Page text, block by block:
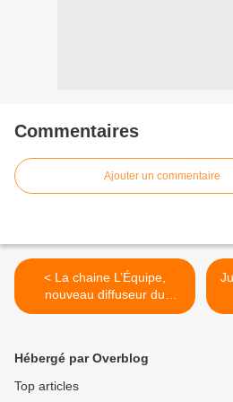
Commentaires
Ajouter un commentaire
< La chaine L’Équipe,
nouveau diffuseur du
multiplex Ligue 2 BKT
Hébergé par Overblog
Top articles